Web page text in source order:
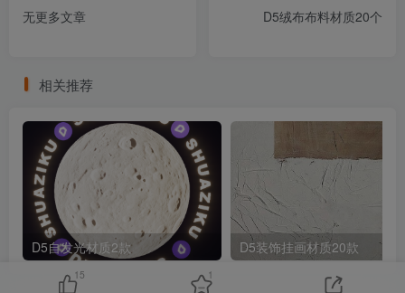
无更多文章
D5绒布布料材质20个
相关推荐
D5自发光材质2款 D5装饰挂画材质20款
15 1